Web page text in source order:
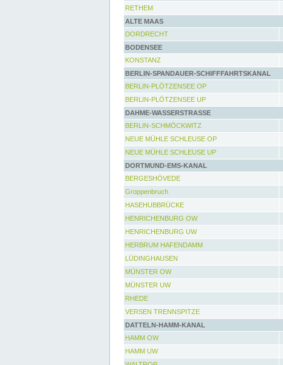
RETHEM
ALTE MAAS
DORDRECHT
BODENSEE
KONSTANZ
BERLIN-SPANDAUER-SCHIFFFAHRTSKANAL
BERLIN-PLÖTZENSEE OP
BERLIN-PLÖTZENSEE UP
DAHME-WASSERSTRASSE
BERLIN-SCHMÖCKWITZ
NEUE MÜHLE SCHLEUSE OP
NEUE MÜHLE SCHLEUSE UP
DORTMUND-EMS-KANAL
BERGESHÖVEDE
Groppenbruch
HASEHUBBRÜCKE
HENRICHENBURG OW
HENRICHENBURG UW
HERBRUM HAFENDAMM
LÜDINGHAUSEN
MÜNSTER OW
MÜNSTER UW
RHEDE
VERSEN TRENNSPITZE
DATTELN-HAMM-KANAL
HAMM OW
HAMM UW